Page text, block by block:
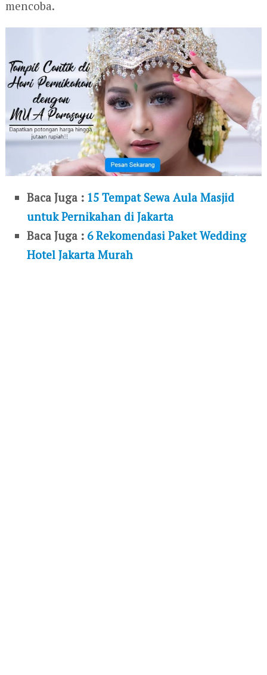
mencoba.
Baca Juga : 15 Tempat Sewa Aula Masjid
untuk Pernikahan di Jakarta
Baca Juga : 6 Rekomendasi Paket Wedding
Hotel Jakarta Murah